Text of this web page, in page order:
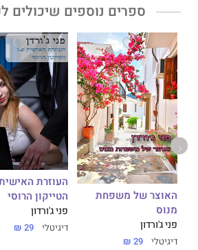
ספרים נוספים שיכולים
האוצר של משפחת
מנוס
פני ג'ורדון
דיגיטלי 29 ₪
העוזרת
הטייקון הרוסי
פני ג'ורדון
דיגיטלי 29 ₪